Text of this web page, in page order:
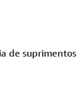
de suprimentos